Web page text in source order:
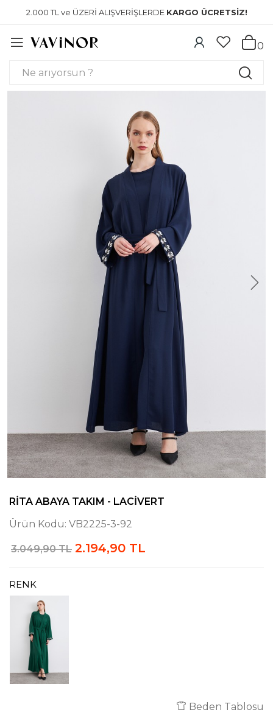
2.000 TL ve ÜZERİ ALIŞVERİŞLERDE KARGO ÜCRETSİZ!
0
RITA ABAYA TAKIM - LACIVERT
Ürün Kodu: VB2225-3-92
3.049,90 TL 2.194,90 TL
RENK
Beden Tablosu